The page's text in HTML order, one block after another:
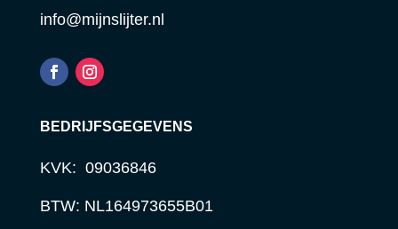
info@mijnslijter.nl
BEDRIJFSGEGEVENS
KVK: 09036846
BTW: NL164973655B01